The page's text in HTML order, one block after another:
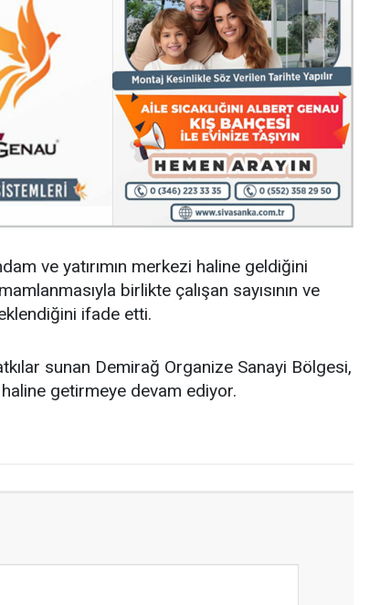
ve yatırımın merkezi haline geldiğini
birlikte çalışan sayısının ve
ifade etti.
sunan Demirağ Organize Sanayi Bölgesi,
haline getirmeye devam ediyor.